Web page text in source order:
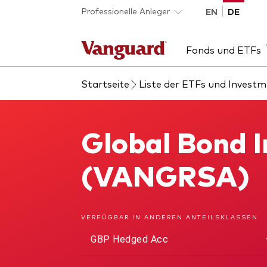
Skip to main content
Professionelle Anleger EN DE
Fonds und ETFs
Liste aller Vanguard
Fonds und ETFs
Insights
Entdecken Sie Vanguard
365
Die
Dienstleistungen
Portfolio-Services
Über Vanguard
Startseite Liste der ETFs und
Global Bond
(VANGRSA)
VERFÜGBAR IN ANDEREN ANTEILSKLASSEN
GBP Hedged Acc